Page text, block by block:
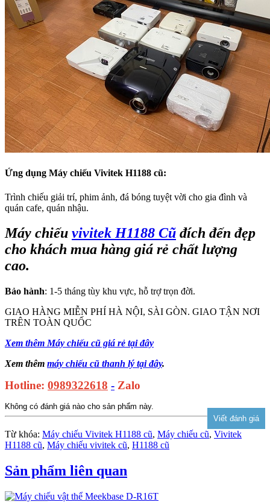
Ứng dụng Máy chiếu Vivitek H1188 cũ:
Trình chiếu giải trí, phim ảnh, đá bóng tuyệt vời cho gia đình và
quán cafe, quán nhậu.
Máy chiếu vivitek H1188 Cũ đích đến đẹp
cho khách mua hàng giá rẻ chất lượng
cao.
Bảo hành: 1-5 tháng tùy khu vực, hỗ trợ trọn đời.
GIAO HÀNG MIỄN PHÍ HÀ NỘI, SÀI GÒN. GIAO TẬN NƠI
TRÊN TOÀN QUỐC
Xem thêm Máy chiếu cũ giá rẻ tại đây
Xem thêm máy chiếu cũ thanh lý tại đây.
Hotline: 0989322618 - Zalo
Không có đánh giá nào cho sản phẩm này.
Từ khóa: Máy chiếu Vivitek H1188 cũ, Máy chiếu cũ, Vivitek
H1188 cũ, Máy chiếu vivitek cũ, H1188 cũ
Sản phẩm liên quan